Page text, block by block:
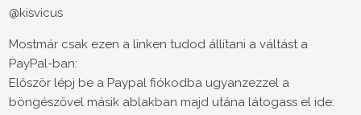
@kisvicus
Mostmár csak ezen a linken tudod állítani a váltást a
PayPal-ban:
Először lépj be a Paypal fiókodba ugyanzezzel a
böngészővel másik ablakban majd utána látogass el ide: